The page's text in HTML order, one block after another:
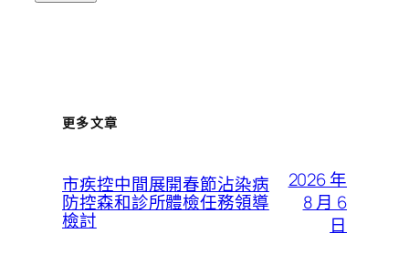
更多文章
市疾控中間展開春節沾染病
防控森和診所體檢任務領導
檢討
2026 年
8 月 6
日